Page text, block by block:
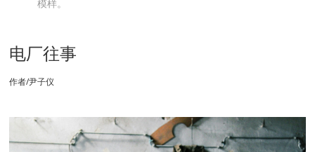
模样。
电厂往事
作者/尹子仪